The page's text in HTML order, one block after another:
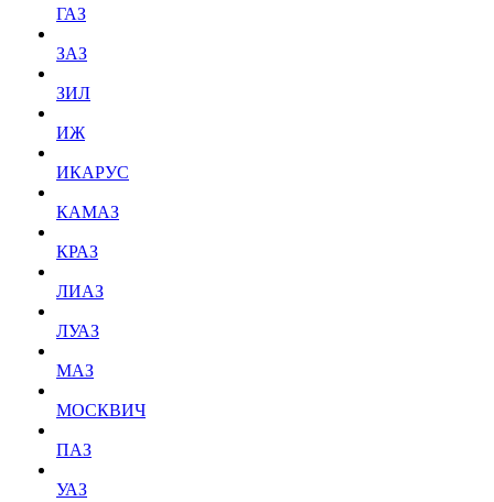
ГАЗ
ЗАЗ
ЗИЛ
ИЖ
ИКАРУС
КАМАЗ
КРАЗ
ЛИАЗ
ЛУАЗ
МАЗ
МОСКВИЧ
ПАЗ
УАЗ